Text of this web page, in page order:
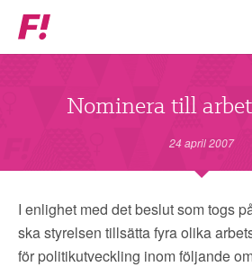
Feministiskt
initiativ
ENGAGERA DIG I F!
Nominera till
24 april 2007
I enlighet med det beslut som togs
ska styrelsen tillsätta fyra olika
för politikutveckling inom följande